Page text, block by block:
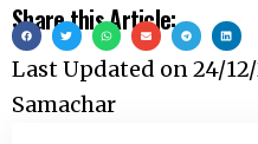
Share this Article:
Last Updated on24/
Samachar